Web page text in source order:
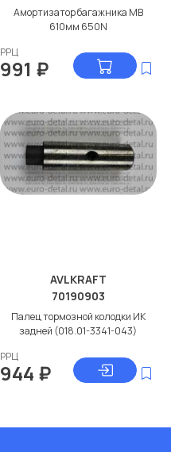
Амортизатор багажника МВ
610мм 650N
РРЦ
991 ₽
AVLKRAFT
70190903
Палец тормозной колодки ИК
задней (018.01-3341-043)
РРЦ
944 ₽